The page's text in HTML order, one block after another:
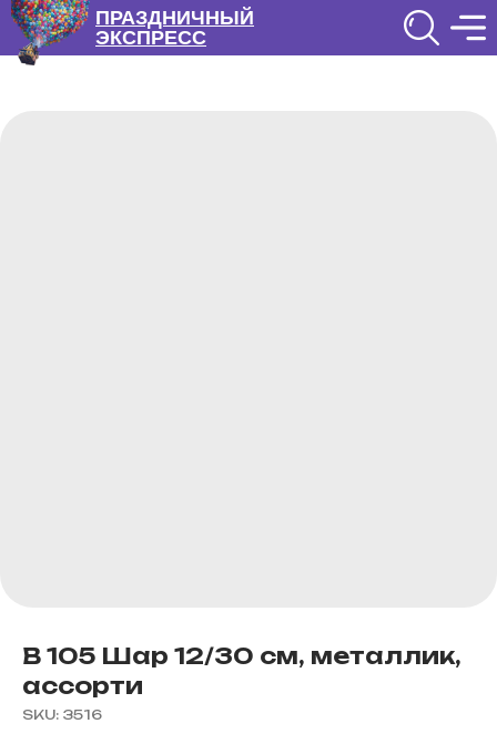
ПРАЗДНИЧНЫЙ
ЭКСПРЕСС
B 105 Шар 12/30 см, металлик,
ассорти
SKU: 3516